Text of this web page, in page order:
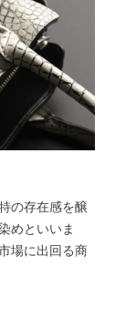
の存在感を醸
めといいま
場に出回る商